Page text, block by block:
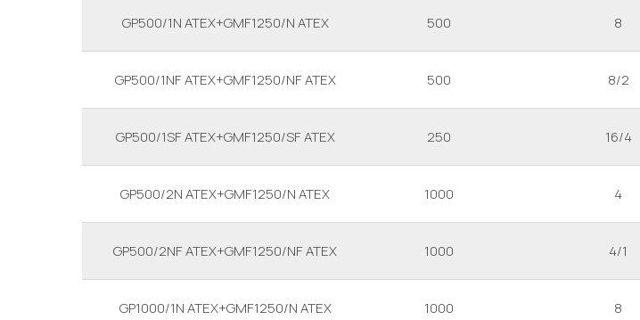
GP500/1N ATEX+GMF1250/N ATEX 500 8
GP500/1NF ATEX+GMF1250/NF ATEX 500 8/2
GP500/1SF ATEX+GMF1250/SF ATEX 250 16/4
GP500/2N ATEX+GMF1250/N ATEX 1000 4
GP500/2NF ATEX+GMF1250/NF ATEX 1000 4/1
GP1000/1N ATEX+GMF1250/N ATEX 1000 8